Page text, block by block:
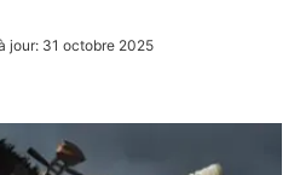
jour: 31 octobre 2025